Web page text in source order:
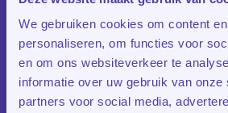
We gebruiken cookies om content
personaliseren, om functies voor
en om ons websiteverkeer te
informatie over uw gebruik van onze
partners voor social media,
Huiswerkbegeleiding Amsterdam:
Iedere avond dezelfde strijd. Je
beginnen, het huiswerk stapelt op en
verandert langzaam in een